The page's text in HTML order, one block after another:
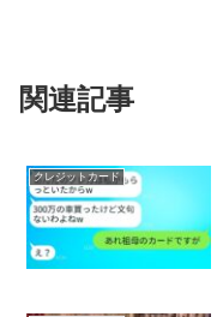
関連記事
クレジットカード